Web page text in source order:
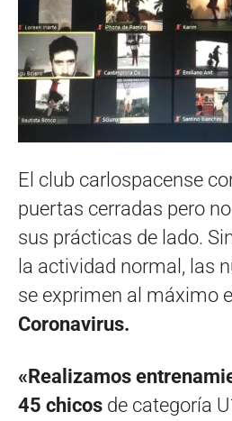
El club carlospacense
puertas cerradas pero
sus prácticas de lado.
la actividad normal, las
se exprimen al máximo
Coronavirus.
«Realizamos
45 chicos de categoría